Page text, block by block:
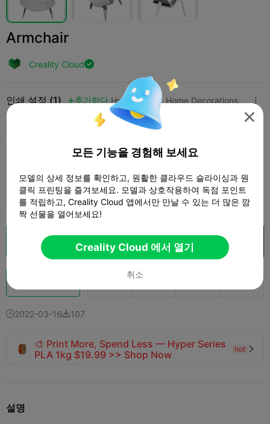
Armchair
Creality Cloud
인쇄 설정 (1)  추가하다 Household  Home Decorations & Ornaments 
K2 Pro
 18m 08s  1 플레이트  1.02g
클라우드 슬라이스 Creality Cloud 에서 열기
2022-03-16107
🎨 Print More, Spend Less — Hyper Series
PLA 1kg $19.99 >> Shop Now
hot 
설명

모든 기능을 경험해 보세요
모델의 상세 정보를 확인하고, 원활한 클라우드 슬라이싱과 원
클릭 프린팅을 즐겨보세요. 모델과 상호작용하여 독점 포인트
를 적립하고, Creality Cloud 앱에서만 만날 수 있는 더 많은 깜
짝 선물을 열어보세요!
Creality Cloud 에서 열기
취소